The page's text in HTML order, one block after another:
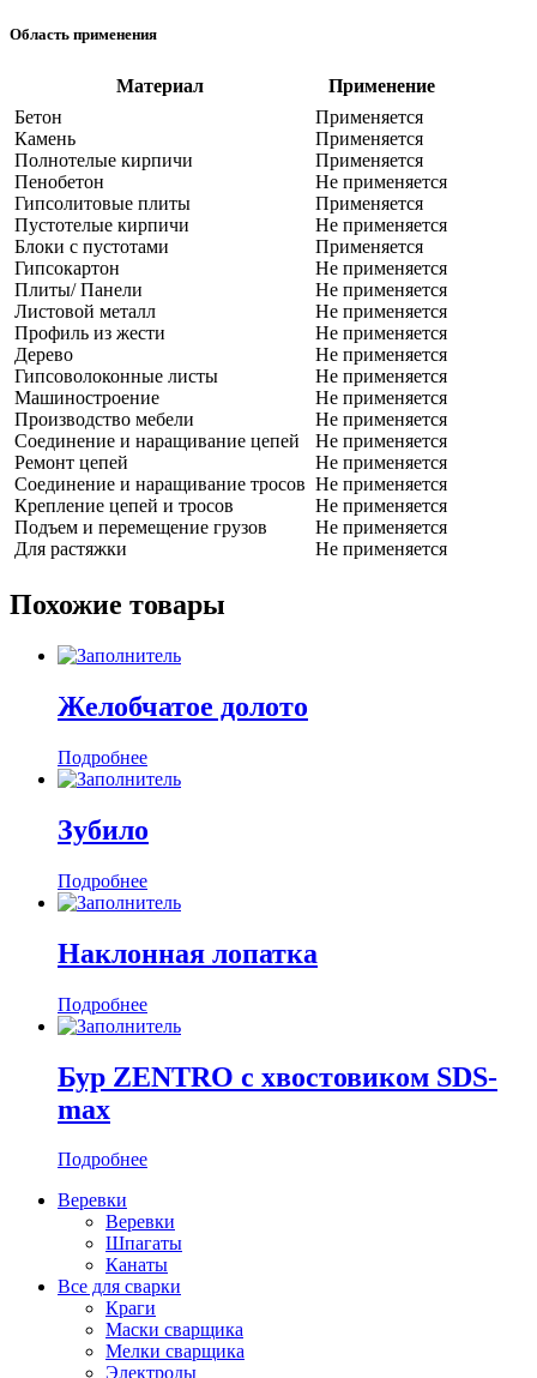
Область применения
Материал
Применение
Бетон
Камень
Полнотелые кирпичи
Пенобетон
Гипсолитовые плиты
Пустотелые кирпичи
Блоки с пустотами
Гипсокартон
Плиты/ Панели
Листовой металл
Профиль из жести
Дерево
Гипсоволоконные листы
Машиностроение
Производство мебели
Соединение и наращивание цепей
Ремонт цепей
Соединение и наращивание тросов
Крепление цепей и тросов
Подъем и перемещение грузов
Для растяжки
Применяется
Применяется
Применяется
Не применяется
Применяется
Не применяется
Применяется
Не применяется
Не применяется
Не применяется
Не применяется
Не применяется
Не применяется
Не применяется
Не применяется
Не применяется
Не применяется
Не применяется
Не применяется
Не применяется
Не применяется
Похожие товары
Желобчатое долото
Подробнее
Зубило
Подробнее
Наклонная лопатка
Подробнее
Бур ZENTRO с хвостовиком SDS-
max
Подробнее
Веревки
Веревки
Шпагаты
Канаты
Все для сварки
Краги
Маски сварщика
Мелки сварщика
Электроды